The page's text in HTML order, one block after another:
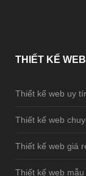
THIẾT KẾ
Thiết kế web uy
Thiết kế web
Thiết kế web giá
Thiết kế web mẫu